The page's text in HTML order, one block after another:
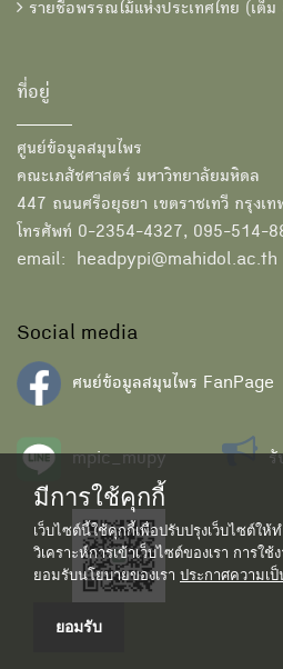
รายชื่อพรรณไม้แห่งประเทศไทย (เต็
ที่อยู่
ศูนย์ข้อมูลสมุนไพร
คณะเภสัชศาสตร์ มหาวิทยาลัยมหิดล
447 ถนนศรีอยุธยา เขตราชเทวี กรุงเ
โทรศัพท์ 0-2354-4327, 095-514-
email: headpypi@mahidol.ac.th
Social media
ศนย์ข้อมูลสมุนไพร FanPage
mpic_mupy รั
มีการใช้คุกกี้
เว็บไซต์นี้ใช้คุกกี้เพื่อปรับปรุงเว็บไซต์ให้
วิเคราะห์การเข้าเว็บไซต์ของเรา การใ
ยอมรับนโยบายของเรา ประกาศความเ
ยอมรับ